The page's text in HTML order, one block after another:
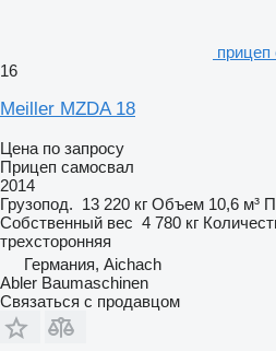
прицеп
16
Meiller MZDA 18
Цена по запросу
Прицеп самосвал
2014
Грузопод. 13 220 кг Объем 10,6 м³
Собственный вес 4 780 кг
трехсторонняя
Германия, Aichach
Abler Baumaschinen
Связаться с продавцом